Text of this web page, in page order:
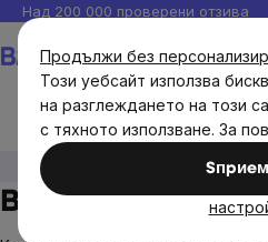
Продължи без
Този уебсайт използва
на разглеждането на този
с тяхното използване. За
Прескочи
към
съдържанието
Над 200 000 проверени отзива
BrainWoman
BrainWoman